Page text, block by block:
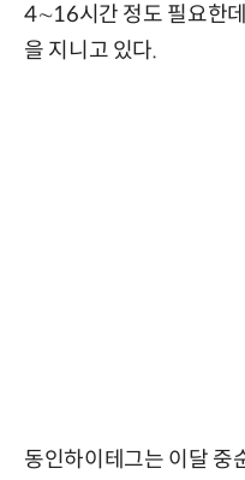
4∼16시간 정도 필요한
을 지니고 있다.
동인하이테그는 이달 중